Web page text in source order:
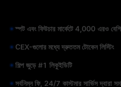
স্পট এবং ফিউচার মার্কেটে 4,000 এরও বেশি
CEX-গুলোর মধ্যে দ্রুততম টোকেন লিস্টিং
শিল্প জুড়ে #1 লিকুইডিটি
সর্বনিম্ন ফি, 24/7 কাস্টমার সার্ভিস দ্বারা